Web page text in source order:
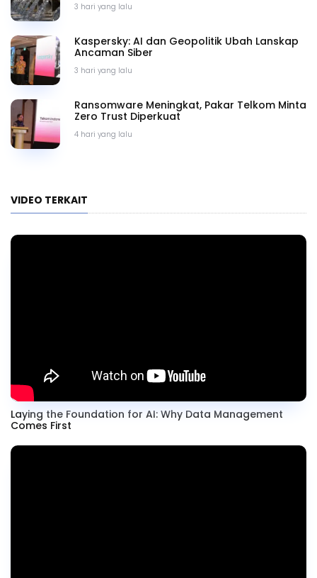
3 hari yang lalu
3 hari yang lalu
Kaspersky: AI dan Geopolitik Ubah Lanskap
Ancaman Siber
4 hari yang lalu
Ransomware Meningkat, Pakar Telkom Minta
Zero Trust Diperkuat
VIDEO TERKAIT
Laying the Foundation for AI: Why Data Management
Comes First